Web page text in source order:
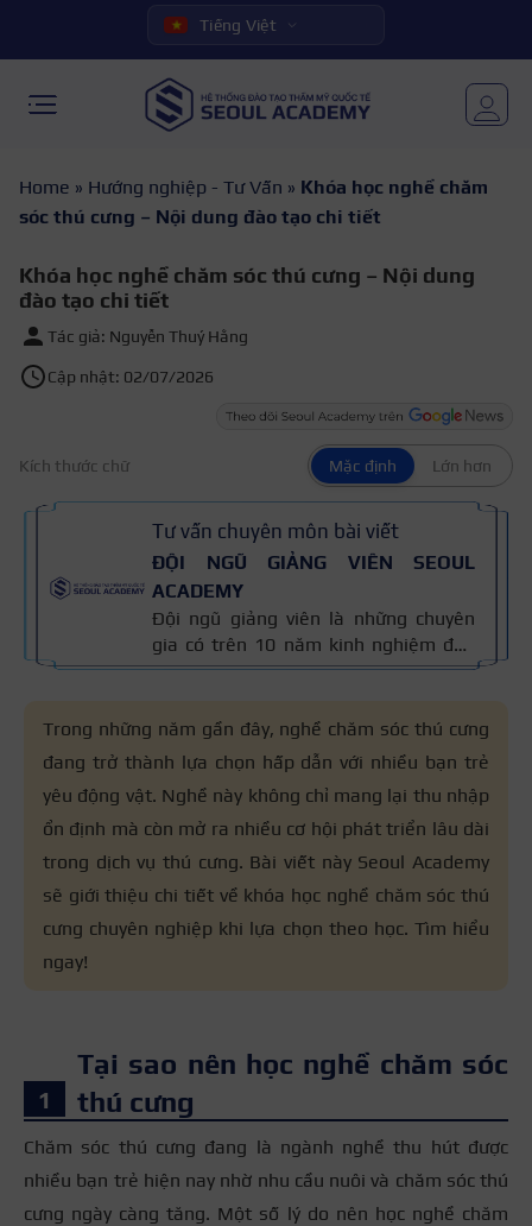
Tiếng Việt
Home » Hướng nghiệp - Tư Vấn » Khóa học nghề chăm
sóc thú cưng – Nội dung đào tạo chi tiết
Khóa học nghề chăm sóc thú cưng – Nội dung
đào tạo chi tiết
Tác giả: Nguyễn Thuý Hằng
Cập nhật: 02/07/2026
Kích thước chữ Mặc định Lớn hơn
Tư vấn chuyên môn bài viết
ĐỘI NGŨ GIẢNG VIÊN SEOUL
ACADEMY
Đội ngũ giảng viên là những chuyên
gia có trên 10 năm kinh nghiệm đào
tạo nghề và kiến thức thẩm mỹ
nối mi, trang điểm, tóc. Nội dung bài
viết được xây dựng dựa trên giáo trình
đào tạo và kinh nghiệm giảng dạy
thực tế, đồng thời được cập nhật
thường xuyên để đảm bảo tính chính
xác.
Trong những năm gần đây, nghề chăm sóc thú cưng
đang trở thành lựa chọn hấp dẫn với nhiều bạn trẻ
yêu động vật. Nghề này không chỉ mang lại thu nhập
ổn định mà còn mở ra nhiều cơ hội phát triển lâu dài
trong dịch vụ thú cưng. Bài viết này Seoul Academy
sẽ giới thiệu chi tiết về khóa học nghề chăm sóc thú
cưng chuyên nghiệp khi lựa chọn theo học. Tìm hiểu
ngay!
Tại sao nên học nghề chăm sóc
thú cưng
Chăm sóc thú cưng đang là ngành nghề thu hút được
nhiều bạn trẻ hiện nay nhờ nhu cầu nuôi và chăm sóc thú
cưng ngày càng tăng. Một số lý do nên học nghề chăm